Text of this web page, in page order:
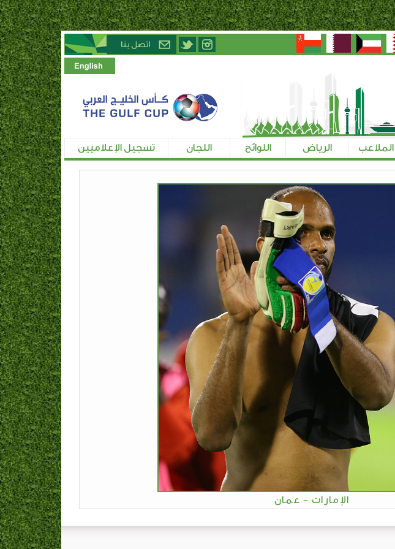
الملاعب الرياض اللوائح اللجان تسجيل الإعلاميين
الإمارات - عمان